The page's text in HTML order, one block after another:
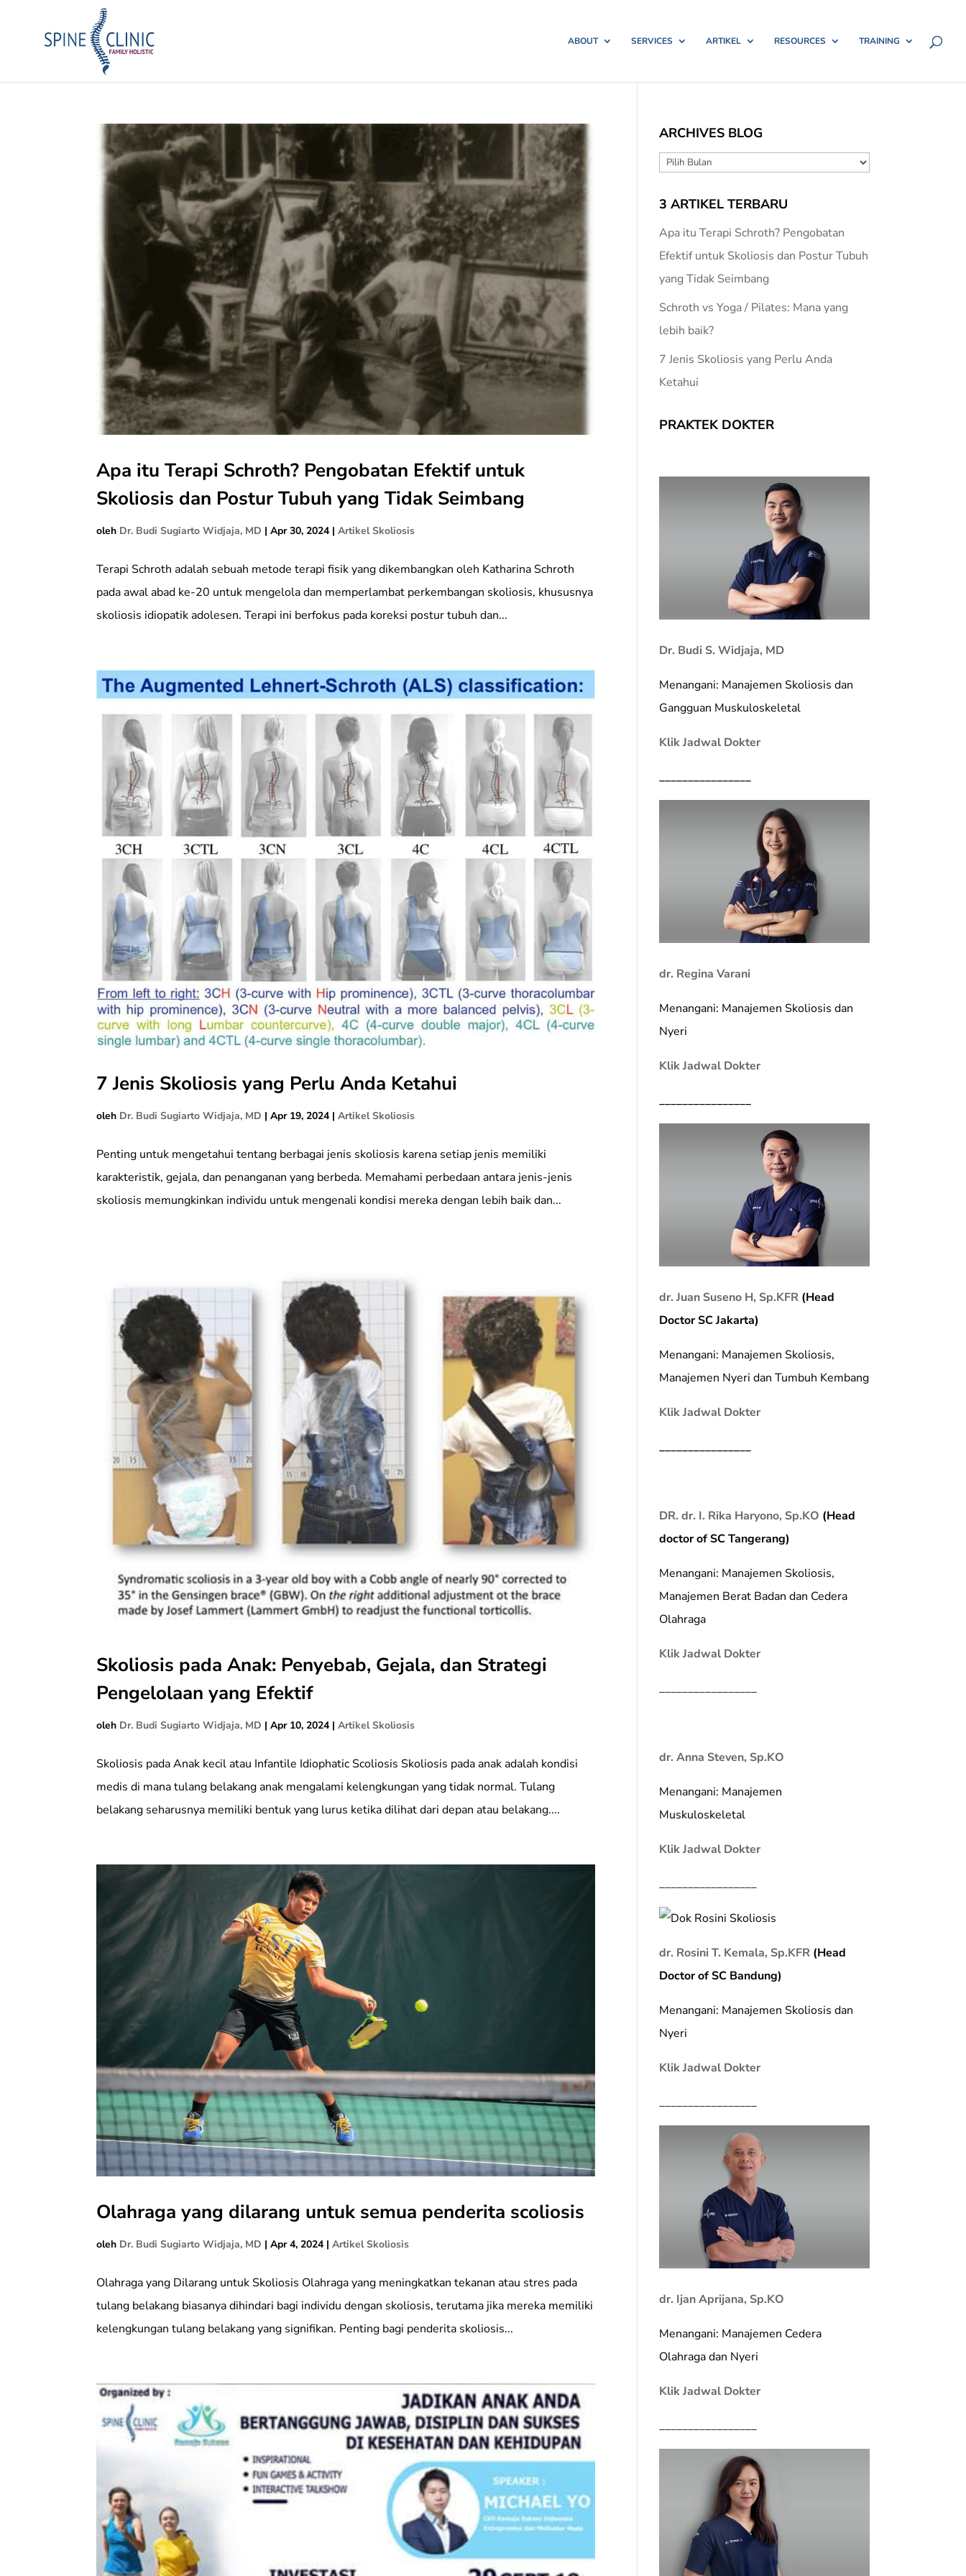
ABOUT SERVICES ARTIKEL RESOURCES TRAINING
Apa itu Terapi Schroth? Pengobatan Efektif untuk
Skoliosis dan Postur Tubuh yang Tidak Seimbang
oleh Dr. Budi Sugiarto Widjaja, MD |Apr 30, 2024 |Artikel Skoliosis
Terapi Schroth adalah sebuah metode terapi fisik yang dikembangkan oleh Katharina Schroth
pada awal abad ke-20 untuk mengelola dan memperlambat perkembangan skoliosis, khususnya
skoliosis idiopatik adolesen. Terapi ini berfokus pada koreksi postur tubuh dan...
7 Jenis Skoliosis yang Perlu Anda Ketahui
oleh Dr. Budi Sugiarto Widjaja, MD |Apr 19, 2024 |Artikel Skoliosis
Penting untuk mengetahui tentang berbagai jenis skoliosis karena setiap jenis memiliki
karakteristik, gejala, dan penanganan yang berbeda. Memahami perbedaan antara jenis-jenis
skoliosis memungkinkan individu untuk mengenali kondisi mereka dengan lebih baik dan...
Skoliosis pada Anak: Penyebab, Gejala, dan Strategi
Pengelolaan yang Efektif
oleh Dr. Budi Sugiarto Widjaja, MD |Apr 10, 2024 |Artikel Skoliosis
Skoliosis pada Anak kecil atau Infantile Idiophatic Scoliosis Skoliosis pada anak adalah kondisi
medis di mana tulang belakang anak mengalami kelengkungan yang tidak normal. Tulang
belakang seharusnya memiliki bentuk yang lurus ketika dilihat dari depan atau belakang....
Olahraga yang dilarang untuk semua penderita scoliosis
oleh Dr. Budi Sugiarto Widjaja, MD |Apr 4, 2024 |Artikel Skoliosis
Olahraga yang Dilarang untuk Skoliosis Olahraga yang meningkatkan tekanan atau stres pada
tulang belakang biasanya dihindari bagi individu dengan skoliosis, terutama jika mereka memiliki
kelengkungan tulang belakang yang signifikan. Penting bagi penderita skoliosis...
ARCHIVES BLOG
ARCHIVES
3 ARTIKEL TERBARU
Apa itu Terapi Schroth? Pengobatan
Efektif untuk Skoliosis dan Postur Tubuh
yang Tidak Seimbang
Schroth vs Yoga / Pilates: Mana yang
lebih baik?
7 Jenis Skoliosis yang Perlu Anda
Ketahui
PRAKTEK DOKTER
Dr. Budi S. Widjaja, MD
Menangani: Manajemen Skoliosis dan
Gangguan Muskuloskeletal
Klik Jadwal Dokter
________________
dr. Regina Varani
Menangani: Manajemen Skoliosis dan
Nyeri
Klik Jadwal Dokter
________________
dr. Juan Suseno H, Sp.KFR (Head
Doctor SC Jakarta)
Menangani: Manajemen Skoliosis,
Manajemen Nyeri dan Tumbuh Kembang
Klik Jadwal Dokter
________________
DR. dr. I. Rika Haryono, Sp.KO (Head
doctor of SC Tangerang)
Menangani: Manajemen Skoliosis,
Manajemen Berat Badan dan Cedera
Olahraga
Klik Jadwal Dokter
_________________
dr. Anna Steven, Sp.KO
Menangani: Manajemen
Muskuloskeletal
Klik Jadwal Dokter
_________________
dr. Rosini T. Kemala, Sp.KFR (Head
Doctor of SC Bandung)
Menangani: Manajemen Skoliosis dan
Nyeri
Klik Jadwal Dokter
_________________
dr. Ijan Aprijana, Sp.KO
Menangani: Manajemen Cedera
Olahraga dan Nyeri
Klik Jadwal Dokter
_________________